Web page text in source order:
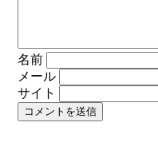
名前
メール
サイト